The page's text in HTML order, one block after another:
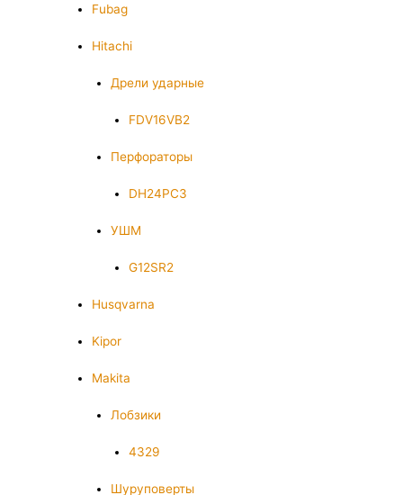
Fubag
Hitachi
Дрели ударные
FDV16VB2
Перфораторы
DH24PC3
УШМ
G12SR2
Husqvarna
Kipor
Makita
Лобзики
4329
Шуруповерты